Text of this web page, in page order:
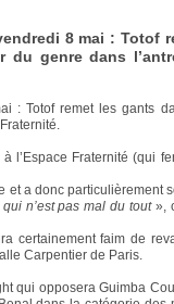
8 mai : Totof
du genre dans
: Totof remet les gants
l’Espace Fraternité (qui
et a donc particulièrement
n’est pas mal du tout»,
certainement faim de
Carpentier de Paris.
qui opposera Guimba